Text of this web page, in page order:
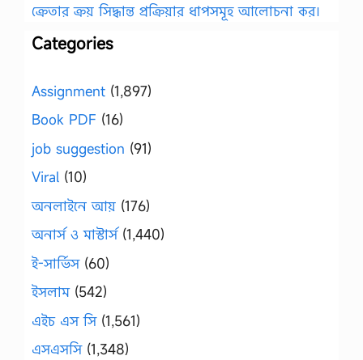
ক্রেতার ক্রয় সিদ্ধান্ত প্রক্রিয়ার ধাপসমূহ আলোচনা কর।
Categories
Assignment (1,897)
Book PDF (16)
job suggestion (91)
Viral (10)
অনলাইনে আয় (176)
অনার্স ও মাস্টার্স(1,440)
ই-সার্ভিস(60)
ইসলাম(542)
এইচ এস সি(1,561)
এসএসসি(1,348)